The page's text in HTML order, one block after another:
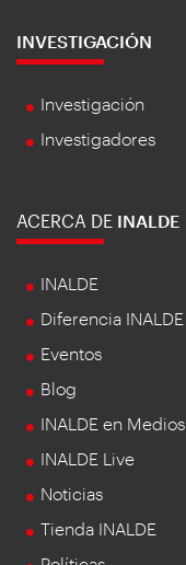
INVESTIGACIÓN
Investigación
Investigadores
ACERCA DE INALDE
INALDE
Diferencia INALDE
Eventos
Blog
INALDE en Medios
INALDE Live
Noticias
Tienda INALDE